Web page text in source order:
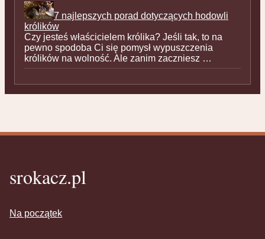
7 najlepszych porad dotyczących hodowli
królików
Czy jesteś właścicielem królika? Jeśli tak, to na
pewno spodoba Ci się pomysł wypuszczenia
królików na wolność. Ale zanim zaczniesz …
srokacz.pl
Na początek